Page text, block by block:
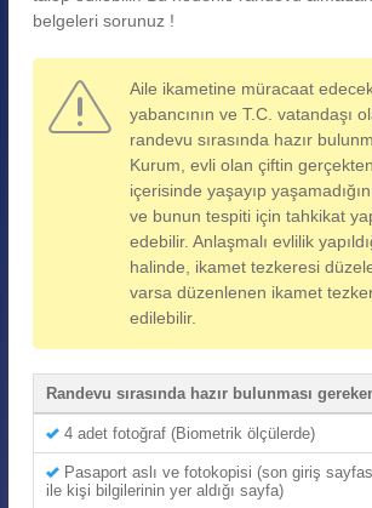
belgeleri sorunuz !
Aile ikametine müracaat
yabancının ve T.C. vatandaşı
randevu sırasında hazır
Kurum, evli olan çiftin
içerisinde yaşayıp
ve bunun tespiti için tahkikat
edebilir. Anlaşmalı evlilik
halinde, ikamet tezkeresi
varsa düzenlenen ikamet
edilebilir.
Randevu sırasında hazır bulunması
4 adet fotoğraf (Biometrik ölçülerde)
Pasaport aslı ve fotokopisi (son giriş
ile kişi bilgilerinin yer aldığı sayfa)